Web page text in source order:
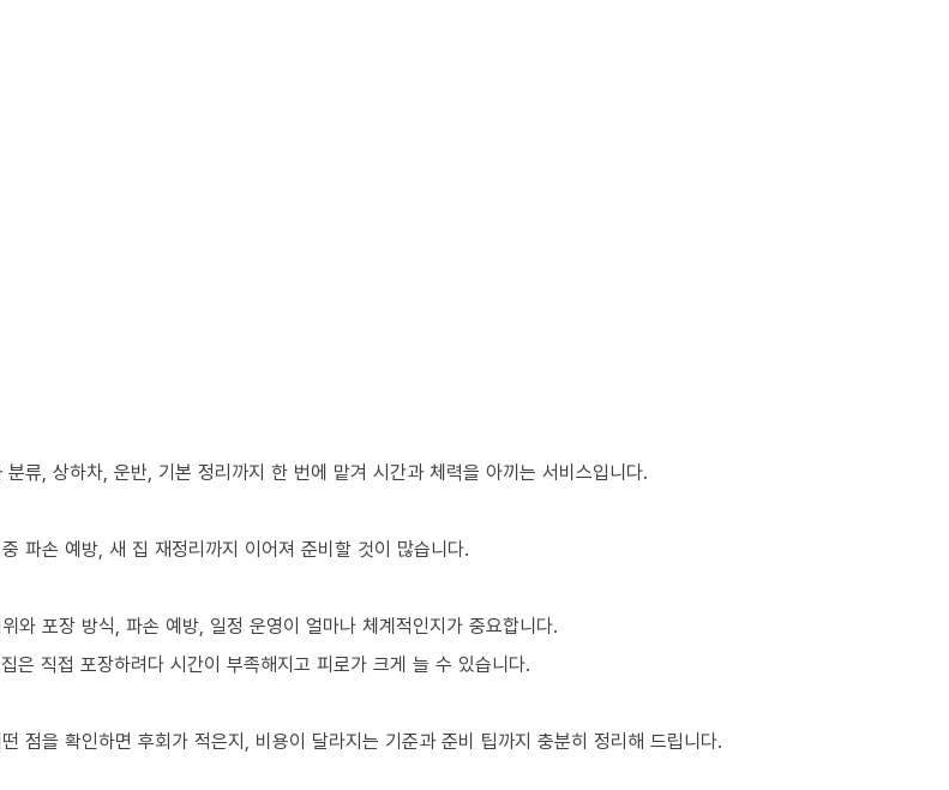
류, 상하차, 운반, 기본 정리까지 한 번에 맡겨 시간과 체력을 아끼는 서비스입니다.
파손 예방, 새 집 재정리까지 이어져 준비할 것이 많습니다.
와 포장 방식, 파손 예방, 일정 운영이 얼마나 체계적인지가 중요합니다.
은 직접 포장하려다 시간이 부족해지고 피로가 크게 늘 수 있습니다.
점을 확인하면 후회가 적은지, 비용이 달라지는 기준과 준비 팁까지 충분히 정리해 드립니다.